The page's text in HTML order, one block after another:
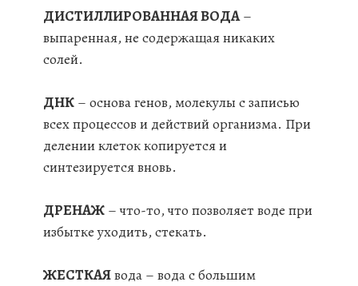
ДИСТИЛЛИРОВАННАЯ ВОДА–
выпаренная, не содержащая никаких
солей.
ДНК – основа генов, молекулы с записью
всех процессов и действий организма. При
делении клеток копируется и
синтезируется вновь.
ДРЕНАЖ – что-то, что позволяет воде при
избытке уходить, стекать.
ЖЕСТКАЯвода – вода с большим